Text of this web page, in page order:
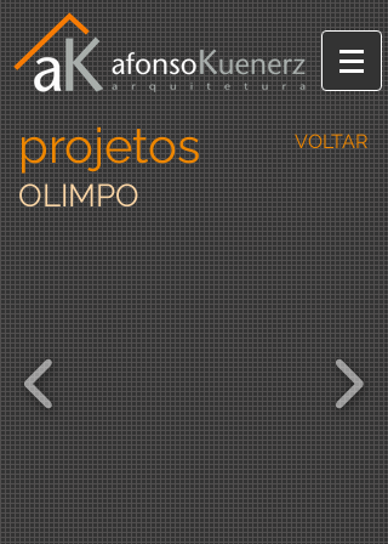
projetos VOLTAR
OLIMPO